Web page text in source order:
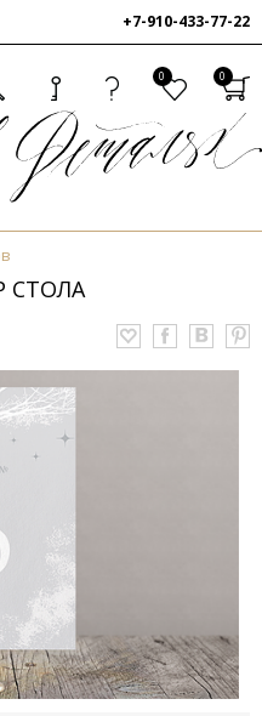
+7-910-433-77-22
0 0
СТОЛА